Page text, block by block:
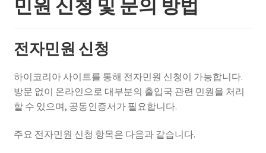
민원 신청 및 문의 방법
전자민원 신청
하이코리아 사이트를 통해 전자민원 신청이 가능합니다.
방문 없이 온라인으로 대부분의 출입국 관련 민원을 처리
할 수 있으며, 공동인증서가 필요합니다.
주요 전자민원 신청 항목은 다음과 같습니다.